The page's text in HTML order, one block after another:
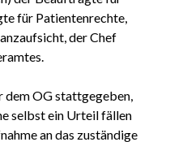
für Patientenrechte,
der Chef
dem OG stattgegeben,
selbst ein Urteil fällen
an das zuständige